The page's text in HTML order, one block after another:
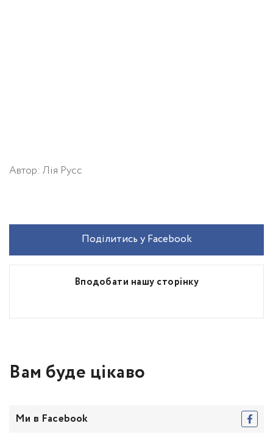
Автор: Лія Русс
Вподобати нашу сторінку
Поділитись у Facebook
Вам буде цікаво
Ми в Facebook